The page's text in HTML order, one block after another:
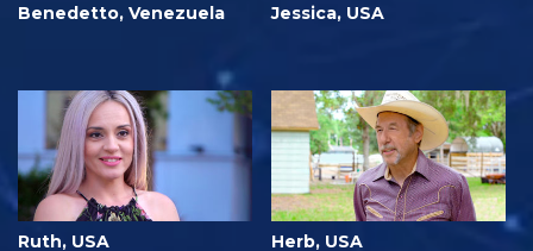
Benedetto, Venezuela Jessica, USA
Ruth, USA Herb, USA